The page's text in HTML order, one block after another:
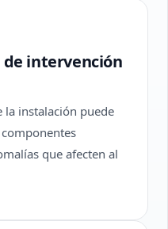
intervención
la instalación puede
que afecten al